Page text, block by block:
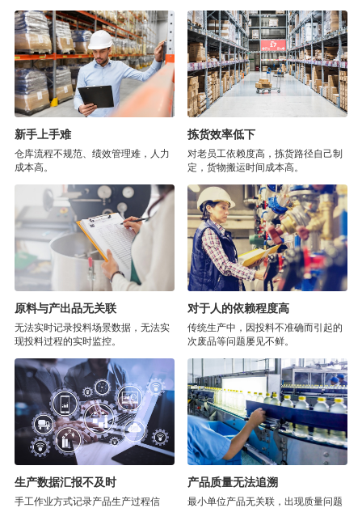
新手上手难
仓库流程不规范、绩效管理难，人力
成本高。
拣货效率低下
对老员工依赖度高，拣货路径自己制
定，货物搬运时间成本高。
原料与产出品无关联
无法实时记录投料场景数据，无法实
现投料过程的实时监控。
对于人的依赖程度高
传统生产中，因投料不准确而引起的
次废品等问题屡见不鲜。
生产数据汇报不及时
手工作业方式记录产品生产过程信
产品质量无法追溯
最小单位产品无关联，出现质量问题